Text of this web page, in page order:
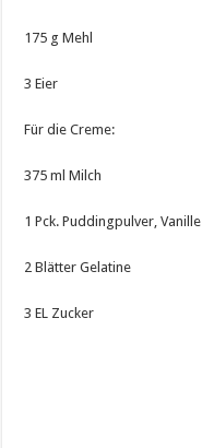
175 g Mehl
3 Eier
Für die Creme:
375 ml Milch
1 Pck. Puddingpulver, Vanille
2 Blätter Gelatine
3 EL Zucker